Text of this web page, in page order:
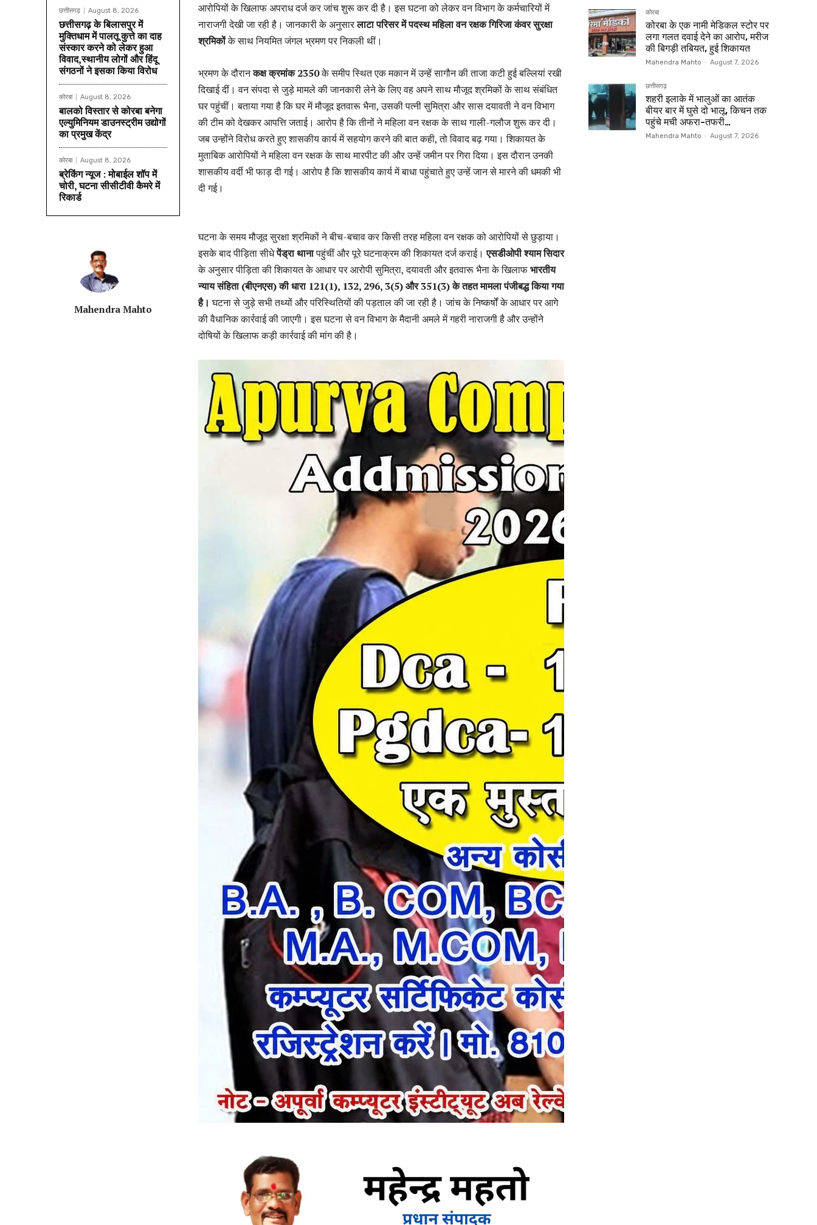
छत्तीसगढ़ August 8, 2026
छत्तीसगढ़ के बिलासपुर में
मुक्तिधाम में पालतू कुत्ते का दाह
संस्कार करने को लेकर हुआ
विवाद,स्थानीय लोगों और हिंदू
संगठनों ने इसका किया विरोध
कोरबा August 8, 2026
बालको विस्तार से कोरबा बनेगा
एल्युमिनियम डाउनस्ट्रीम उद्योगों
का प्रमुख केंद्र
कोरबा August 8, 2026
ब्रेकिंग न्यूज : मोबाईल शॉप में
चोरी, घटना सीसीटीवी कैमरे में
रिकार्ड
Mahendra Mahto
आरोपियों के खिलाफ अपराध दर्ज कर जांच शुरू कर दी है। इस घटना को लेकर वन विभाग के कर्मचारियों में
नाराजगी देखी जा रही है। जानकारी के अनुसारलाटा परिसर में पदस्थ महिला वन रक्षक गिरिजा कंवर सुरक्षा
श्रमिकोंके साथ नियमित जंगल भ्रमण पर निकली थीं।
भ्रमण के दौरानकक्ष क्रमांक 2350के समीप स्थित एक मकान में उन्हें सागौन की ताजा कटी हुई बल्लियां रखी
दिखाई दीं। वन संपदा से जुड़े मामले की जानकारी लेने के लिए वह अपने साथ मौजूद श्रमिकों के साथ संबंधित
घर पहुंचीं। बताया गया है कि घर में मौजूद इतवारू भैना, उसकी पत्नी सुमित्रा और सास दयावती ने वन विभाग
की टीम को देखकर आपत्ति जताई। आरोप है कि तीनों ने महिला वन रक्षक के साथ गाली-गलौज शुरू कर दी।
जब उन्होंने विरोध करते हुए शासकीय कार्य में सहयोग करने की बात कही, तो विवाद बढ़ गया। शिकायत के
मुताबिक आरोपियों ने महिला वन रक्षक के साथ मारपीट की और उन्हें जमीन पर गिरा दिया। इस दौरान उनकी
शासकीय वर्दी भी फाड़ दी गई। आरोप है कि शासकीय कार्य में बाधा पहुंचाते हुए उन्हें जान से मारने की धमकी भी
दी गई।
घटना के समय मौजूद सुरक्षा श्रमिकों ने बीच-बचाव कर किसी तरह महिला वन रक्षक को आरोपियों से छुड़ाया।
इसके बाद पीड़िता सीधेपेंड्रा थानापहुंचीं और पूरे घटनाक्रम की शिकायत दर्ज कराई। एसडीओपी श्याम सिदार
के अनुसार पीड़िता की शिकायत के आधार पर आरोपी सुमित्रा, दयावती और इतवारू भैना के खिलाफभारतीय
न्याय संहिता (बीएनएस) की धारा 121(1), 132, 296, 3(5) और 351(3) के तहत मामला पंजीबद्ध किया गया
है। घटना से जुड़े सभी तथ्यों और परिस्थितियों की पड़ताल की जा रही है। जांच के निष्कर्षों के आधार पर आगे
की वैधानिक कार्रवाई की जाएगी। इस घटना से वन विभाग के मैदानी अमले में गहरी नाराजगी है और उन्होंने
दोषियों के खिलाफ कड़ी कार्रवाई की मांग की है।
कोरबा
कोरबा के एक नामी मेडिकल स्टोर पर
लगा गलत दवाई देने का आरोप, मरीज
की बिगड़ी तबियत, हुई शिकायत
Mahendra Mahto - August 7, 2026
छत्तीसगढ़
शहरी इलाके में भालुओं का आतंक
बीयर बार में घुसे दो भालू, किचन तक
पहुंचे मची अफरा-तफरी…
Mahendra Mahto - August 7, 2026